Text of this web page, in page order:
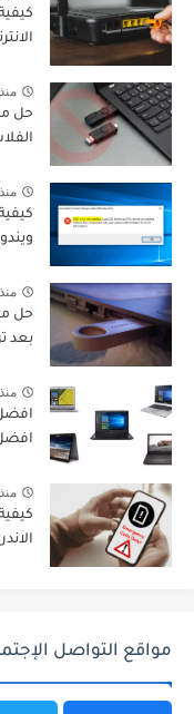
حل
بعد
افضل
افضل
مواقع التواصل